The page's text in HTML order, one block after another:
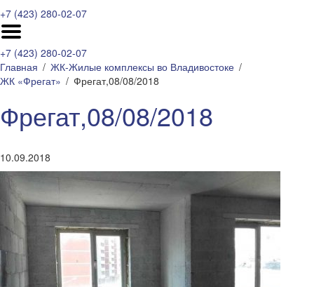
+7 (423) 280-02-07
+7 (423) 280-02-07
Главная
ЖК-Жилые комплексы во Владивостоке
ЖК «Фрегат»
Фрегат,08/08/2018
Фрегат,08/08/2018
10.09.2018